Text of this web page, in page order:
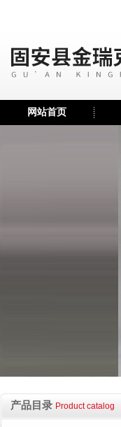
网站首页
产品目录 Product catalog